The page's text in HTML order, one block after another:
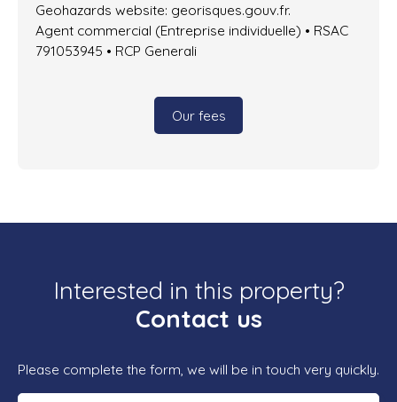
Geohazards website: georisques.gouv.fr.
Agent commercial (Entreprise individuelle) • RSAC
791053945 • RCP Generali
Our fees
Interested in this property?
Contact us
Please complete the form, we will be in touch very quickly.